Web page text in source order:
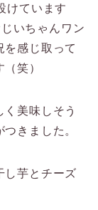
けています
いちゃんワン
を感じ取って
笑）
美味しそう
きました。
し芋とチーズ